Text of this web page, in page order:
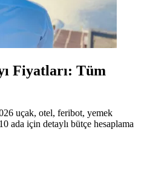
Fiyatları: Tüm
uçak, otel, feribot, yemek
ada için detaylı bütçe hesaplama